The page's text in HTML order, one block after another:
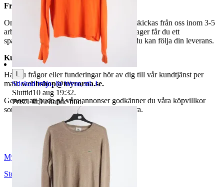
Frakt
Om du har valt frakt kommer din vara att skickas från oss inom 3-5
arbetsdagar. När din vara har lämnat vårt lager får du ett
spårningsnummer av DSV inom kort där du kan följa din leverans.
Kundservice
Har du frågor eller funderingar hör av dig till vår kundtjänst per
mail:webbshop@myrorna.se.
Genom att buda på våra annonser godkänner du våra köpvillkor
som du hittar på vår infosida här på Tradera.
Myrorna
Stockholm
Sverige
L
Stickad tröja, In Wear, stl. L
Sluttid10 aug 19:32.
Pris:1 kr,Ledande bud.